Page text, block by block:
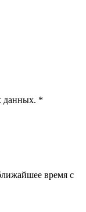
данных. *
время с